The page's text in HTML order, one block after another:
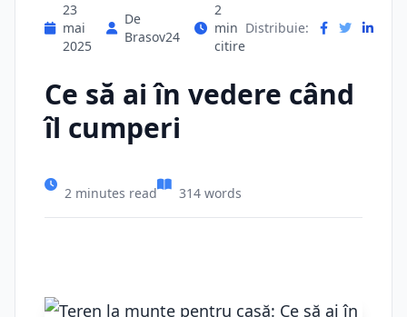
23
mai
2025
De
Brasov24
2
min
citire
Distribuie:
Ce să ai în vedere când
îl cumperi
2 minutes read 314 words